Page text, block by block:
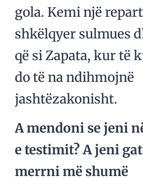
gola. Kemi një
shkëlqyer sulmues
që si Zapata, kur të
do të na ndihmojnë
jashtëzakonisht.
A mendoni se jeni
e testimit? A jeni
merrni më shumë